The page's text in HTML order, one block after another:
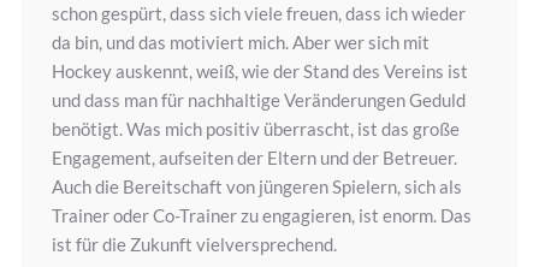
schon gespürt, dass sich viele freuen, dass ich wieder
da bin, und das motiviert mich. Aber wer sich mit
Hockey auskennt, weiß, wie der Stand des Vereins ist
und dass man für nachhaltige Veränderungen Geduld
benötigt. Was mich positiv überrascht, ist das große
Engagement, aufseiten der Eltern und der Betreuer.
Auch die Bereitschaft von jüngeren Spielern, sich als
Trainer oder Co-Trainer zu engagieren, ist enorm. Das
ist für die Zukunft vielversprechend.